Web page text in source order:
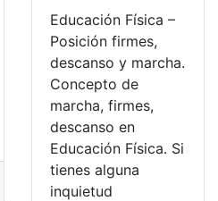
Tía Trabajar
Educación Física –
Posición firmes,
descanso y marcha.
Concepto de
marcha, firmes,
descanso en
Educación Física. Si
tienes alguna
inquietud